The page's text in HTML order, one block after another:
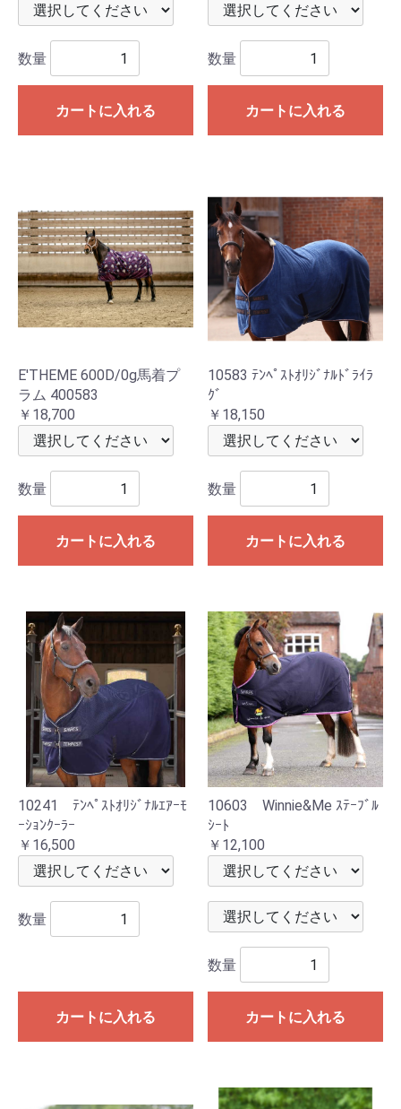
数量
カートに入れる
数量
カートに入れる
E'THEME 600D/0g馬着プ
ラム 400583
￥18,700
数量
カートに入れる
10583 ﾃﾝﾍﾟｽﾄｵﾘｼﾞﾅﾙﾄﾞﾗｲﾗ
ｸﾞ
￥18,150
数量
カートに入れる
10241 ﾃﾝﾍﾟｽﾄｵﾘｼﾞﾅﾙｴｱｰﾓ
ｰｼｮﾝｸｰﾗｰ
￥16,500
数量
カートに入れる
10603 Winnie&Me ｽﾃｰﾌﾞﾙ
ｼｰﾄ
￥12,100
数量
カートに入れる